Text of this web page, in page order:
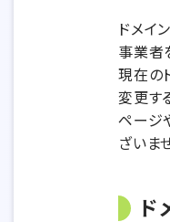
ドメイ
事業者
現在の
変更す
ページ
ざいま
ド